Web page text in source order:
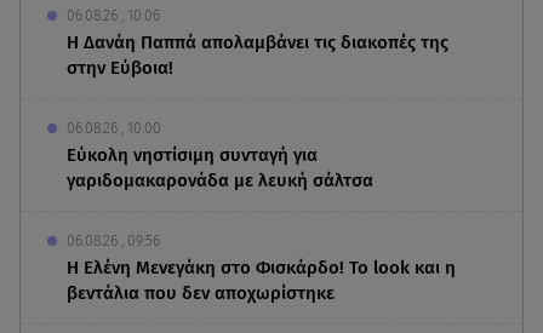
06.08.26 , 10:06
Η Δανάη Παππά απολαμβάνει τις διακοπές της
στην Εύβοια!
06.08.26 , 10:00
Eύκολη νηστίσιμη συνταγή για
γαριδομακαρονάδα με λευκή σάλτσα
06.08.26 , 09:56
Η Ελένη Μενεγάκη στο Φισκάρδο! Το look και η
βεντάλια που δεν αποχωρίστηκε